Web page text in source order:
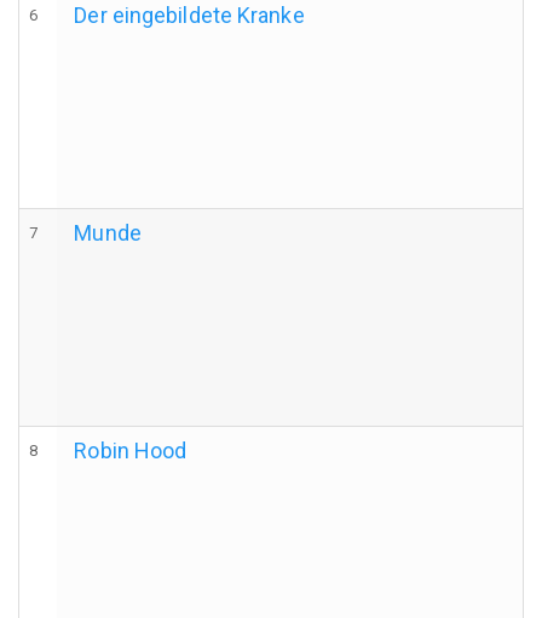
6 Der eingebildete Kranke
7 Munde
8 Robin Hood